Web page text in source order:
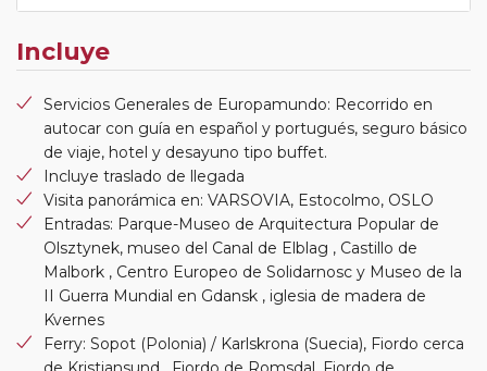
Incluye
Servicios Generales de Europamundo: Recorrido en
autocar con guía en español y portugués, seguro básico
de viaje, hotel y desayuno tipo buffet.
Incluye traslado de llegada
Visita panorámica en: VARSOVIA, Estocolmo, OSLO
Entradas: Parque-Museo de Arquitectura Popular de
Olsztynek, museo del Canal de Elblag , Castillo de
Malbork , Centro Europeo de Solidarnosc y Museo de la
II Guerra Mundial en Gdansk , iglesia de madera de
Kvernes
Ferry: Sopot (Polonia) / Karlskrona (Suecia), Fiordo cerca